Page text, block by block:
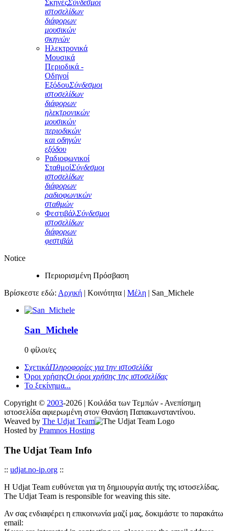
ΣκηνέςΣύνδεσμοι
ιστοσελίδων
διάφορων
μουσικών
σκηνών
Ηλεκτρονικά
Μουσικά
Περιοδικά -
Οδηγοί
ΕξόδουΣύνδεσμοι
ιστοσελίδων
διάφορων
ηλεκτρονικών
μουσικών
περιοδικών
και οδηγών
εξόδου
Ραδιοφωνικοί
ΣταθμοίΣύνδεσμοι
ιστοσελίδων
διάφορων
ραδιοφωνικών
σταθμών
ΦεστιβάλΣύνδεσμοι
ιστοσελίδων
διάφορων
φεστιβάλ
Notice
Περιορισμένη Πρόσβαση
Βρίσκεστε εδώ: Αρχική | Κοινότητα | Μέλη | San_Michele
San_Michele
0 φίλοι/ες
ΣχετικάΠληροφορίες για την ιστοσελίδα
Όροι χρήσηςΟι όροι χρήσης της ιστοσελίδας
Το ξεκίνημα...
Copyright © 2003-2026 | Κοιλάδα των Τεμπών - Ανεπίσημη
ιστοσελίδα αφιερωμένη στον Θανάση Παπακωνσταντίνου.
Weaved by The Udjat Team
Hosted by Pramnos Hosting
The Udjat Team Info
:: udjat.no-ip.org ::
Η Udjat Team ευθύνεται για τη δημιουργία αυτής της ιστοσελίδας.
The Udjat Team is responsible for weaving this site.
Αν σας ενδιαφέρει η επικοινωνία μαζί μας, δοκιμάστε το παρακάτω
email: